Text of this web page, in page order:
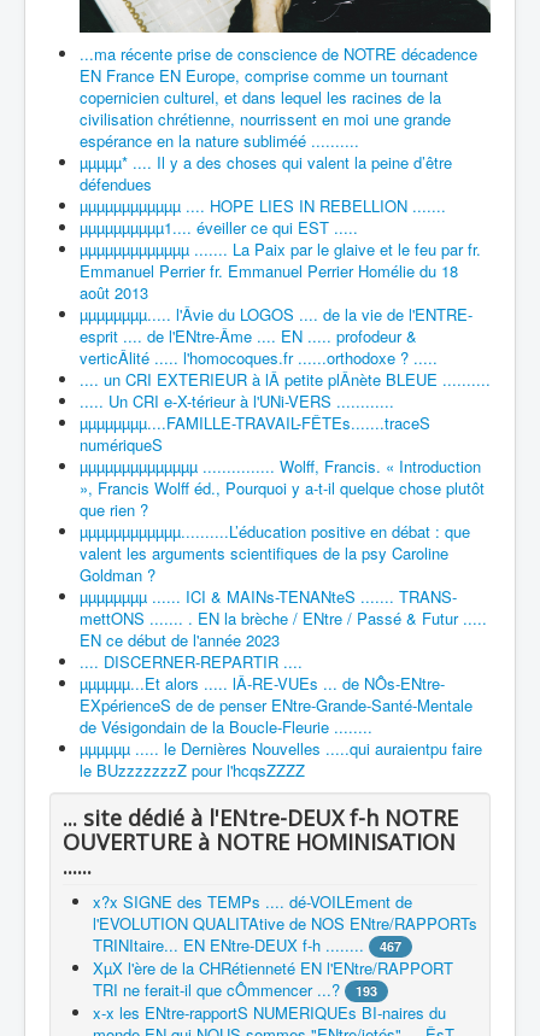
...ma récente prise de conscience de NOTRE décadence
EN France EN Europe, comprise comme un tournant
copernicien culturel, et dans lequel les racines de la
civilisation chrétienne, nourrissent en moi une grande
espérance en la nature subliméé ..........
µµµµµ* .... Il y a des choses qui valent la peine d’être
défendues
µµµµµµµµµµµµ .... HOPE LIES IN REBELLION .......
µµµµµµµµµµ1.... éveiller ce qui EST .....
µµµµµµµµµµµµµ ....... La Paix par le glaive et le feu par fr.
Emmanuel Perrier fr. Emmanuel Perrier Homélie du 18
août 2013
µµµµµµµµ..... l'Âvie du LOGOS .... de la vie de l'ENTRE-
esprit .... de l'ENtre-Âme .... EN ..... profodeur &
verticÂlité ..... l'homocoques.fr ......orthodoxe ? .....
.... un CRI EXTERIEUR à lÂ petite plÂnète BLEUE ..........
..... Un CRI e-X-térieur à l'UNi-VERS ............
µµµµµµµµ....FAMILLE-TRAVAIL-FÊTEs.......traceS
numériqueS
µµµµµµµµµµµµµµ ............... Wolff, Francis. « Introduction
», Francis Wolff éd., Pourquoi y a-t-il quelque chose plutôt
que rien ?
µµµµµµµµµµµµ..........L’éducation positive en débat : que
valent les arguments scientifiques de la psy Caroline
Goldman ?
µµµµµµµµ ...... ICI & MAINs-TENANteS ....... TRANS-
mettONS ....... . EN la brèche / ENtre / Passé & Futur .....
EN ce début de l'année 2023
.... DISCERNER-REPARTIR ....
µµµµµµ...Et alors ..... lÂ-RE-VUEs ... de NÔs-ENtre-
EXpérienceS de de penser ENtre-Grande-Santé-Mentale
de Vésigondain de la Boucle-Fleurie ........
µµµµµµ ..... le Dernières Nouvelles .....qui auraientpu faire
le BUzzzzzzzZ pour l'hcqsZZZZ
... site dédié à l'ENtre-DEUX f-h NOTRE
OUVERTURE à NOTRE HOMINISATION
......
x?x SIGNE des TEMPs .... dé-VOILEment de
l'EVOLUTION QUALITAtive de NOS ENtre/RAPPORTs
TRINItaire... EN ENtre-DEUX f-h ........
467
XµX l'ère de la CHRétienneté EN l'ENtre/RAPPORT
TRI ne ferait-il que cÔmmencer ...?
193
x-x les ENtre-rapportS NUMERIQUEs BI-naires du